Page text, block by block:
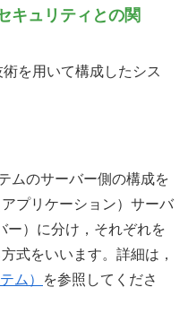
キュリティとの関
を用いて構成したシス
ムのサーバー側の構成を
プリケーション）サーバ
ー）に分け，それぞれを
式をいいます。詳細は，
ム）
を参照してくださ